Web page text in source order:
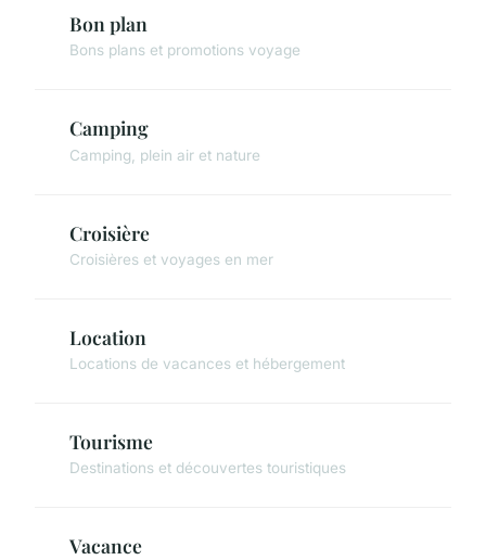
Bon plan
Bons plans et promotions voyage
Camping
Camping, plein air et nature
Croisière
Croisières et voyages en mer
Location
Locations de vacances et hébergement
Tourisme
Destinations et découvertes touristiques
Vacance